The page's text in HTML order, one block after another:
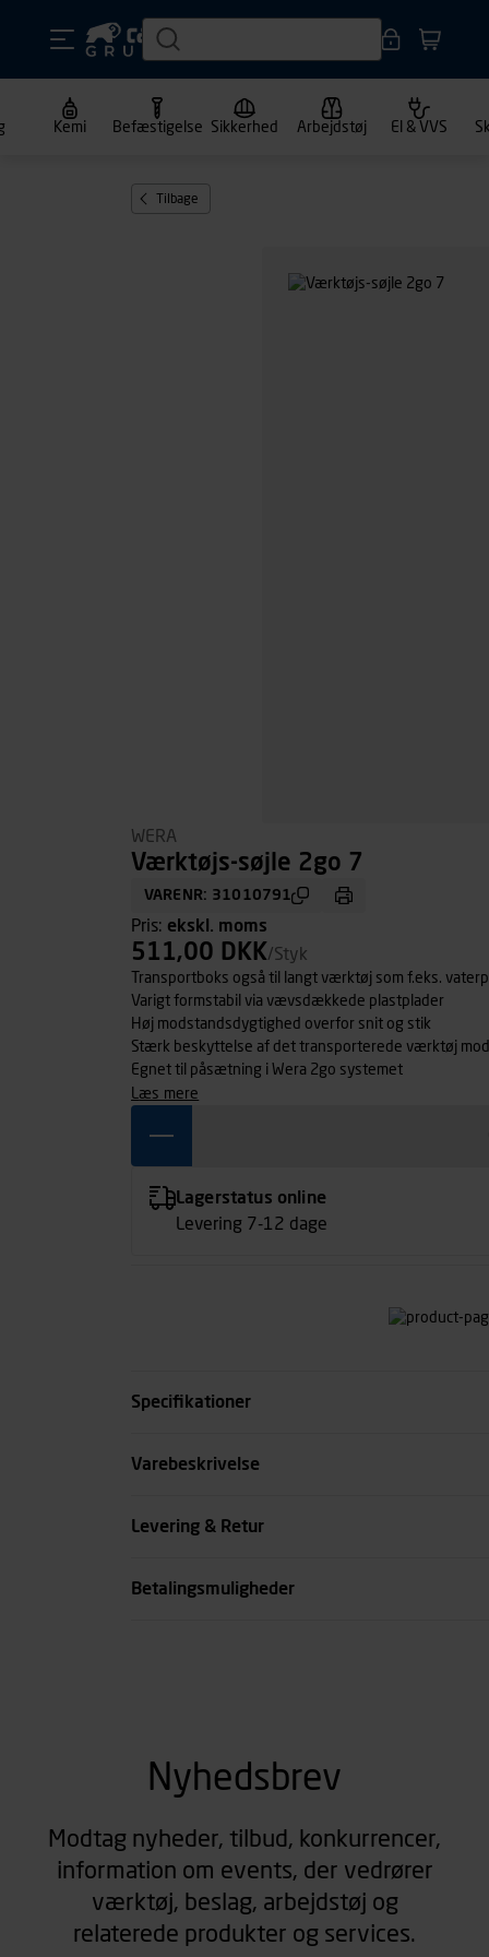
Kemi Befæstigelse Sikkerhed Arbejdstøj El & VVS
Tilbage
WERA
Værktøjs-søjle 2go 7
VARENR: 31010791
Pris: ekskl. moms
511,00 DKK/Styk
Transportboks også til langt værktøj som f.eks.
Varigt formstabil via vævsdækkede plastplader
Høj modstandsdygtighed overfor snit og stik
Stærk beskyttelse af det transporterede værktøj
Egnet til påsætning i Wera 2go systemet
læs mere
Lagerstatus online
Levering 7-12 dage
Specifikationer
Kode
Varebeskrivelse
Levering & Retur
Betalingsmuligheder
Nyhedsbrev
Modtag nyheder, tilbud, konkurrencer,
information om events, der vedrører
værktøj, beslag, arbejdstøj og
relaterede produkter og services.